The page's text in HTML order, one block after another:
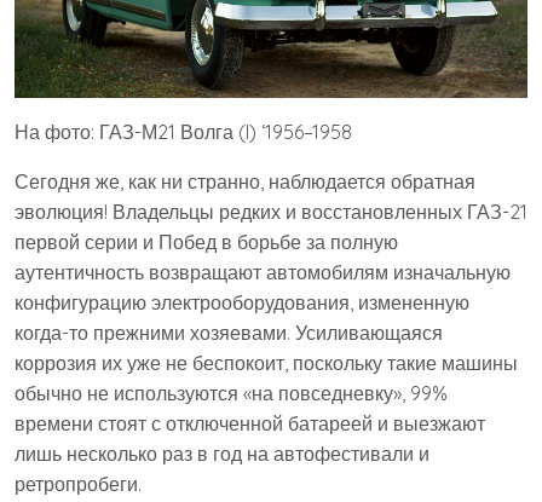
На фото: ГАЗ-М21 Волга (I) ‘1956–1958
Сегодня же, как ни странно, наблюдается обратная
эволюция! Владельцы редких и восстановленных ГАЗ-21
первой серии и Побед в борьбе за полную
аутентичность возвращают автомобилям изначальную
конфигурацию электрооборудования, измененную
когда-то прежними хозяевами. Усиливающаяся
коррозия их уже не беспокоит, поскольку такие машины
обычно не используются «на повседневку», 99%
времени стоят с отключенной батареей и выезжают
лишь несколько раз в год на автофестивали и
ретропробеги.